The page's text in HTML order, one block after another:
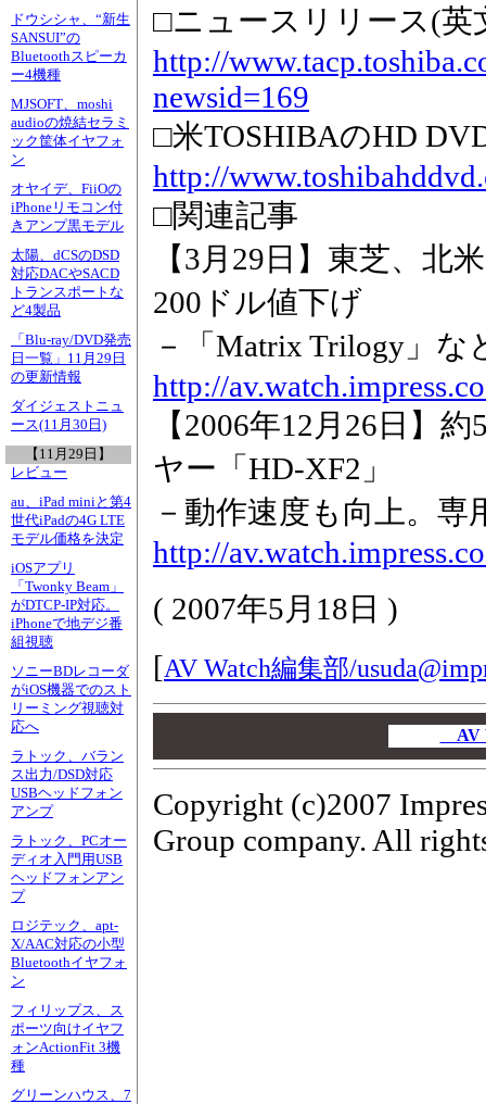
ドウシシャ、“新生
SANSUI”の
Bluetoothスピーカ
ー4機種
MJSOFT、moshi
audioの焼結セラミ
ック筐体イヤフォ
ン
オヤイデ、FiiOの
iPhoneリモコン付
きアンプ黒モデル
太陽、dCSのDSD
対応DACやSACD
トランスポートな
ど4製品
「Blu-ray/DVD発売
日一覧」11月29日
の更新情報
ダイジェストニュ
ース(11月30日)
【11月29日】
レビュー
au、iPad miniと第4
世代iPadの4G LTE
モデル価格を決定
iOSアプリ
「Twonky Beam」
がDTCP-IP対応。
iPhoneで地デジ番
組視聴
ソニーBDレコーダ
がiOS機器でのスト
リーミング視聴対
応へ
ラトック、バラン
ス出力/DSD対応
USBヘッドフォン
アンプ
ラトック、PCオー
ディオ入門用USB
ヘッドフォンアン
プ
ロジテック、apt-
X/AAC対応の小型
Bluetoothイヤフォ
ン
フィリップス、ス
ポーツ向けイヤフ
ォンActionFit 3機
種
グリーンハウス、7
□ニュースリリース(英
http://
newsid=169
□米TOSHIBAのHD
http://
□関連記事
【3月29日】東芝、北
200ドル値下げ
－「Matrix Trilogy」
http://
【2006年12月26日】
ヤー「HD-XF2」
－動作速度も向上。
http://
( 2007年5月18日 )
[AV Watch編集部/
AV
Copyright (c)2007
Group company. All